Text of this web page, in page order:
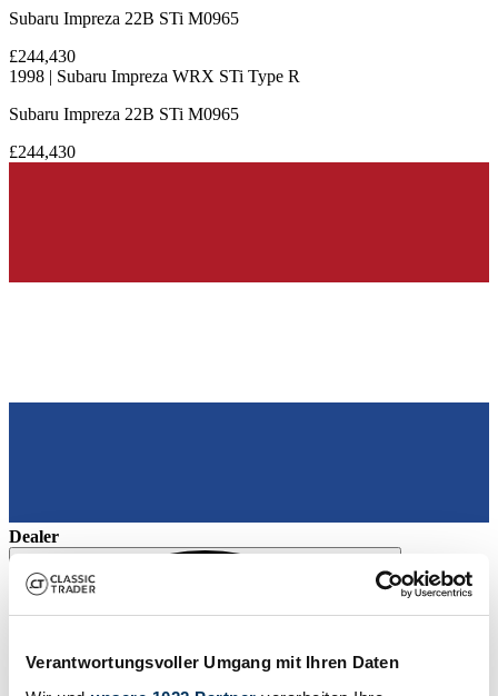
Verantwortungsvoller Umgang mit Ihren Daten
Subaru Impreza 22B STi M0965
£244,430
1998 | Subaru Impreza WRX STi Type R
Subaru Impreza 22B STi M0965
£244,430
Dealer